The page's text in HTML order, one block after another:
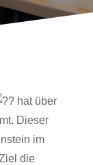
hat über
Dieser
im
die